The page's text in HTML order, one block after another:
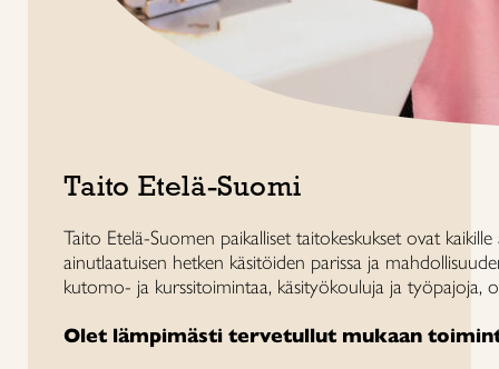
Taito Etelä-Suomi
Taito Etelä-Suomen paikalliset taitokeskukset ovat
ainutlaatuisen hetken käsitöiden parissa ja
kutomo- ja kurssitoimintaa, käsityökouluja ja työpajoja,
Olet lämpimästi tervetullut mukaan